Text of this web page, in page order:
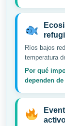
Ríos bajos
temperatura
Por qué
dependen